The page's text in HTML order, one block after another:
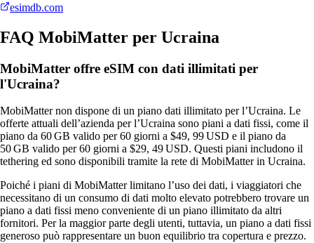
esimdb.com
FAQ MobiMatter per Ucraina
MobiMatter offre eSIM con dati illimitati per
l'Ucraina?
MobiMatter non dispone di un piano dati illimitato per l’Ucraina. Le
offerte attuali dell’azienda per l’Ucraina sono piani a dati fissi, come il
piano da 60 GB valido per 60 giorni a $49, 99 USD e il piano da
50 GB valido per 60 giorni a $29, 49 USD. Questi piani includono il
tethering ed sono disponibili tramite la rete di MobiMatter in Ucraina.
Poiché i piani di MobiMatter limitano l’uso dei dati, i viaggiatori che
necessitano di un consumo di dati molto elevato potrebbero trovare un
piano a dati fissi meno conveniente di un piano illimitato da altri
fornitori. Per la maggior parte degli utenti, tuttavia, un piano a dati fissi
generoso può rappresentare un buon equilibrio tra copertura e prezzo.